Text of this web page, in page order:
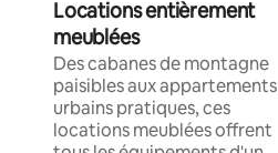
Locations entièrement
meublées
Des cabanes de montagne
paisibles aux appartements
urbains pratiques, ces
locations meublées offrent